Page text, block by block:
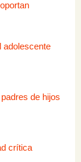
adolescente
de hijos
crítica